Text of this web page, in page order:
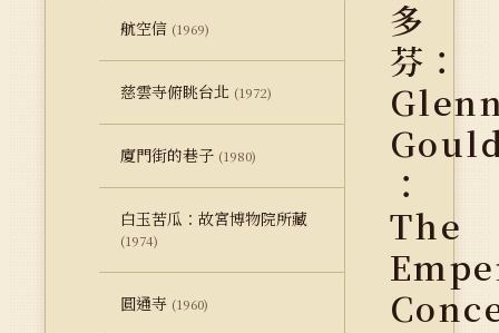
航空信 (1969)
慈雲寺俯眺台北 (1972)
廈門街的巷子 (1980)
白玉苦瓜：故宮博物院所藏
(1974)
圓通寺 (1960)
多
芬：
：
The